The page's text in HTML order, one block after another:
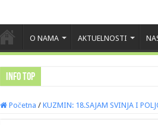
O NAMA AKTUELNOSTI
INFO TOP
Početna / KUZMIN: 18.SAJAM SVINJA I